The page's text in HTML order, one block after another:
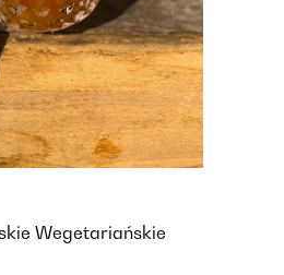
Wegetariańskie